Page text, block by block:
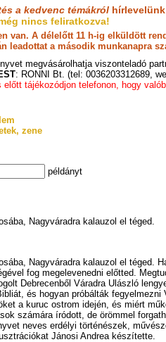
a kedvenc témákról
nincs feliratkozva!
van. A délelőtt 11 h-ig elküldött
leadottat a második munkanapra
megvásárolhatja viszonteladó
: RONNI Bt. (tel: 0036203312689,
előtt tájékozódjon telefonon, hogy
zene
példányt
Nagyváradra kalauzol el téged.
Nagyváradra kalauzol el téged.
fog megelevenedni előtted.
Debrecenből Váradra Ulászló
és hogyan próbálták
a kuruc ostrom idején, és miért
számára íródott, de örömmel
neves erdélyi történészek,
Jánosi Andrea készítette.